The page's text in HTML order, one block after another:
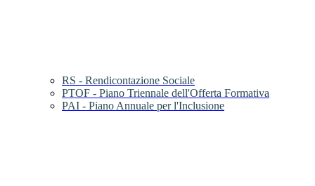
RS - Rendicontazione Sociale
PTOF - Piano Triennale dell'Offerta Formativa
PAI - Piano Annuale per l'Inclusione